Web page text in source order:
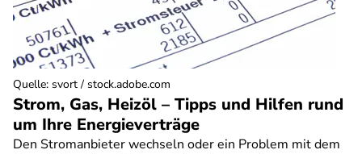
Strom, Gas, Heizöl – Tipps und Hilfen rund
um Ihre Energieverträge
Den Stromanbieter wechseln oder ein Problem mit dem
Quelle: svort / stock.adobe.com